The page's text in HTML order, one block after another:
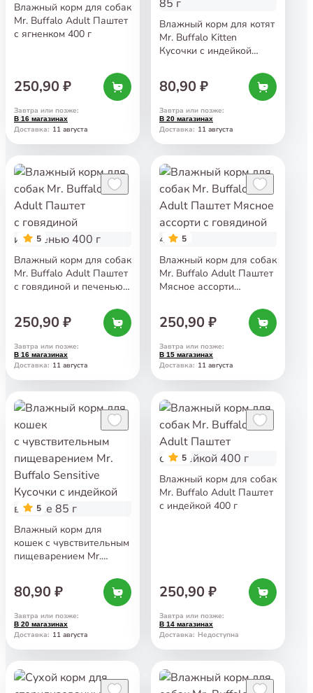
Влажный корм для собак
Mr. Buffalo Adult Паштет
с ягненком 400 г
250,90 ₽
Завтра или позже:
В 16 магазинах
Доставка: 11 августа
Влажный корм для котят
Mr. Buffalo Kitten
Кусочки с индейкой
80,90 ₽
Завтра или позже:
В 20 магазинах
Доставка: 11 августа
5
Влажный корм для собак
Mr. Buffalo Adult Паштет
с говядиной и печенью
250,90 ₽
Завтра или позже:
В 16 магазинах
Доставка: 11 августа
5
Влажный корм для собак
Mr. Buffalo Adult Паштет
Мясное ассорти
250,90 ₽
Завтра или позже:
В 15 магазинах
Доставка: 11 августа
5
Влажный корм для
кошек с чувствительным
пищеварением Mr.
с индейкой в соусе 85 г
80,90 ₽
Завтра или позже:
В 20 магазинах
Доставка: 11 августа
5
Влажный корм для собак
Mr. Buffalo Adult Паштет
с индейкой 400 г
250,90 ₽
Завтра или позже:
В 14 магазинах
Доставка: Недоступна